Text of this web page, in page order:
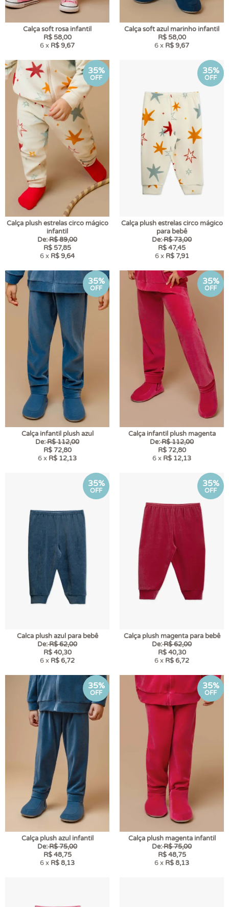
Calça soft rosa infantil
R$ 58,00
6 x R$ 9,67
Calça soft azul marinho infantil
R$ 58,00
6 x R$ 9,67
35%
OFF
Calça plush estrelas circo mágico
infantil
De:R$ 89,00
R$ 57,85
6 x R$ 9,64
35%
OFF
Calça plush estrelas circo mágico
para bebê
De:R$ 73,00
R$ 47,45
6 x R$ 7,91
35%
OFF
Calça infantil plush azul
De:R$ 112,00
R$ 72,80
6 x R$ 12,13
35%
OFF
Calça infantil plush magenta
De:R$ 112,00
R$ 72,80
6 x R$ 12,13
35%
OFF
Calca plush azul para bebê
De:R$ 62,00
R$ 40,30
6 x R$ 6,72
35%
OFF
Calça plush magenta para bebê
De:R$ 62,00
R$ 40,30
6 x R$ 6,72
35%
OFF
Calça plush azul infantil
De:R$ 75,00
R$ 48,75
6 x R$ 8,13
35%
OFF
Calça plush magenta infantil
De:R$ 75,00
R$ 48,75
6 x R$ 8,13